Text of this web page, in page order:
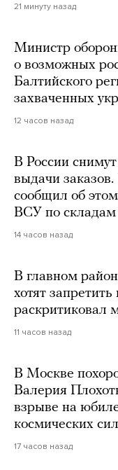
21 минуту назад
Министр
о возможных
Балтийского
захваченных
12 часов назад
В России
выдачи
сообщил об
ВСУ по
14 часов назад
В главном
хотят
раскритиковал
11 часов назад
В Москве
Валерия
взрыве на
космических сил
17 часов назад